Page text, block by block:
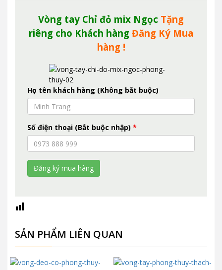
Vòng tay Chỉ đỏ mix Ngọc Tặng
riêng cho Khách hàng Đăng Ký Mua
hàng !
Họ tên khách hàng (Không bắt buộc)
Số điện thoại (Bắt buộc nhập) *
SẢN PHẨM LIÊN QUAN